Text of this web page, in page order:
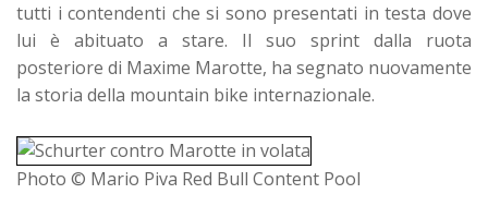
tutti i contendenti che si sono presentati in testa dove
lui è abituato a stare. Il suo sprint dalla ruota
posteriore di Maxime Marotte, ha segnato nuovamente
la storia della mountain bike internazionale.
Photo © Mario Piva Red Bull Content Pool